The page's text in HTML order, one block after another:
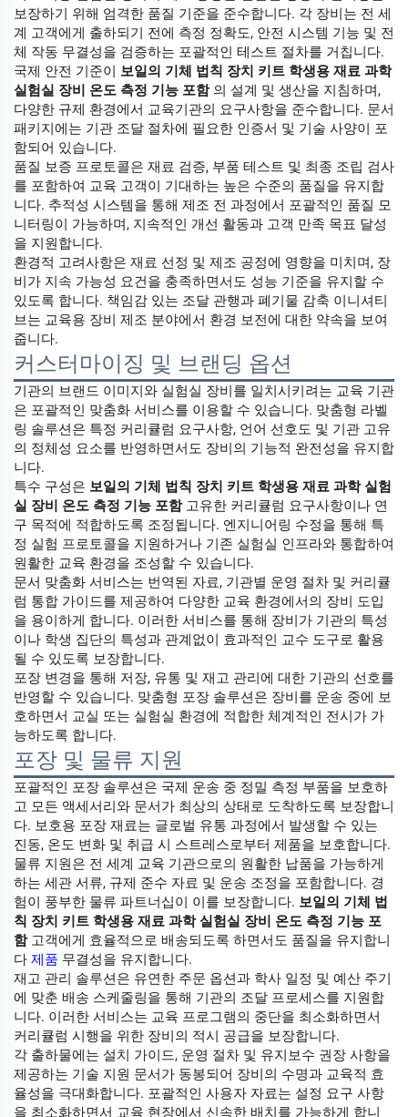
보장하기 위해 엄격한 품질 기준을 준수합니다. 각 장비는 전 세
계 고객에게 출하되기 전에 측정 정확도, 안전 시스템 기능 및 전
체 작동 무결성을 검증하는 포괄적인 테스트 절차를 거칩니다.
국제 안전 기준이 보일의 기체 법칙 장치 키트 학생용 재료 과학
실험실 장비 온도 측정 기능 포함 의 설계 및 생산을 지침하며,
다양한 규제 환경에서 교육기관의 요구사항을 준수합니다. 문서
패키지에는 기관 조달 절차에 필요한 인증서 및 기술 사양이 포
함되어 있습니다.
품질 보증 프로토콜은 재료 검증, 부품 테스트 및 최종 조립 검사
를 포함하여 교육 고객이 기대하는 높은 수준의 품질을 유지합
니다. 추적성 시스템을 통해 제조 전 과정에서 포괄적인 품질 모
니터링이 가능하며, 지속적인 개선 활동과 고객 만족 목표 달성
을 지원합니다.
환경적 고려사항은 재료 선정 및 제조 공정에 영향을 미치며, 장
비가 지속 가능성 요건을 충족하면서도 성능 기준을 유지할 수
있도록 합니다. 책임감 있는 조달 관행과 폐기물 감축 이니셔티
브는 교육용 장비 제조 분야에서 환경 보전에 대한 약속을 보여
줍니다.
커스터마이징 및 브랜딩 옵션
기관의 브랜드 이미지와 실험실 장비를 일치시키려는 교육 기관
은 포괄적인 맞춤화 서비스를 이용할 수 있습니다. 맞춤형 라벨
링 솔루션은 특정 커리큘럼 요구사항, 언어 선호도 및 기관 고유
의 정체성 요소를 반영하면서도 장비의 기능적 완전성을 유지합
니다.
특수 구성은 보일의 기체 법칙 장치 키트 학생용 재료 과학 실험
실 장비 온도 측정 기능 포함 고유한 커리큘럼 요구사항이나 연
구 목적에 적합하도록 조정됩니다. 엔지니어링 수정을 통해 특
정 실험 프로토콜을 지원하거나 기존 실험실 인프라와 통합하여
원활한 교육 환경을 조성할 수 있습니다.
문서 맞춤화 서비스는 번역된 자료, 기관별 운영 절차 및 커리큘
럼 통합 가이드를 제공하여 다양한 교육 환경에서의 장비 도입
을 용이하게 합니다. 이러한 서비스를 통해 장비가 기관의 특성
이나 학생 집단의 특성과 관계없이 효과적인 교수 도구로 활용
될 수 있도록 보장합니다.
포장 변경을 통해 저장, 유통 및 재고 관리에 대한 기관의 선호를
반영할 수 있습니다. 맞춤형 포장 솔루션은 장비를 운송 중에 보
호하면서 교실 또는 실험실 환경에 적합한 체계적인 전시가 가
능하도록 합니다.
포장 및 물류 지원
포괄적인 포장 솔루션은 국제 운송 중 정밀 측정 부품을 보호하
고 모든 액세서리와 문서가 최상의 상태로 도착하도록 보장합니
다. 보호용 포장 재료는 글로벌 유통 과정에서 발생할 수 있는
진동, 온도 변화 및 취급 시 스트레스로부터 제품을 보호합니다.
물류 지원은 전 세계 교육 기관으로의 원활한 납품을 가능하게
하는 세관 서류, 규제 준수 자료 및 운송 조정을 포함합니다. 경
험이 풍부한 물류 파트너십이 이를 보장합니다. 보일의 기체 법
칙 장치 키트 학생용 재료 과학 실험실 장비 온도 측정 기능 포
함 고객에게 효율적으로 배송되도록 하면서도 품질을 유지합니
다 제품 무결성을 유지합니다.
재고 관리 솔루션은 유연한 주문 옵션과 학사 일정 및 예산 주기
에 맞춘 배송 스케줄링을 통해 기관의 조달 프로세스를 지원합
니다. 이러한 서비스는 교육 프로그램의 중단을 최소화하면서
커리큘럼 시행을 위한 장비의 적시 공급을 보장합니다.
각 출하물에는 설치 가이드, 운영 절차 및 유지보수 권장 사항을
제공하는 기술 지원 문서가 동봉되어 장비의 수명과 교육적 효
율성을 극대화합니다. 포괄적인 사용자 자료는 설정 요구 사항
을 최소화하면서 교육 현장에서 신속한 배치를 가능하게 합니